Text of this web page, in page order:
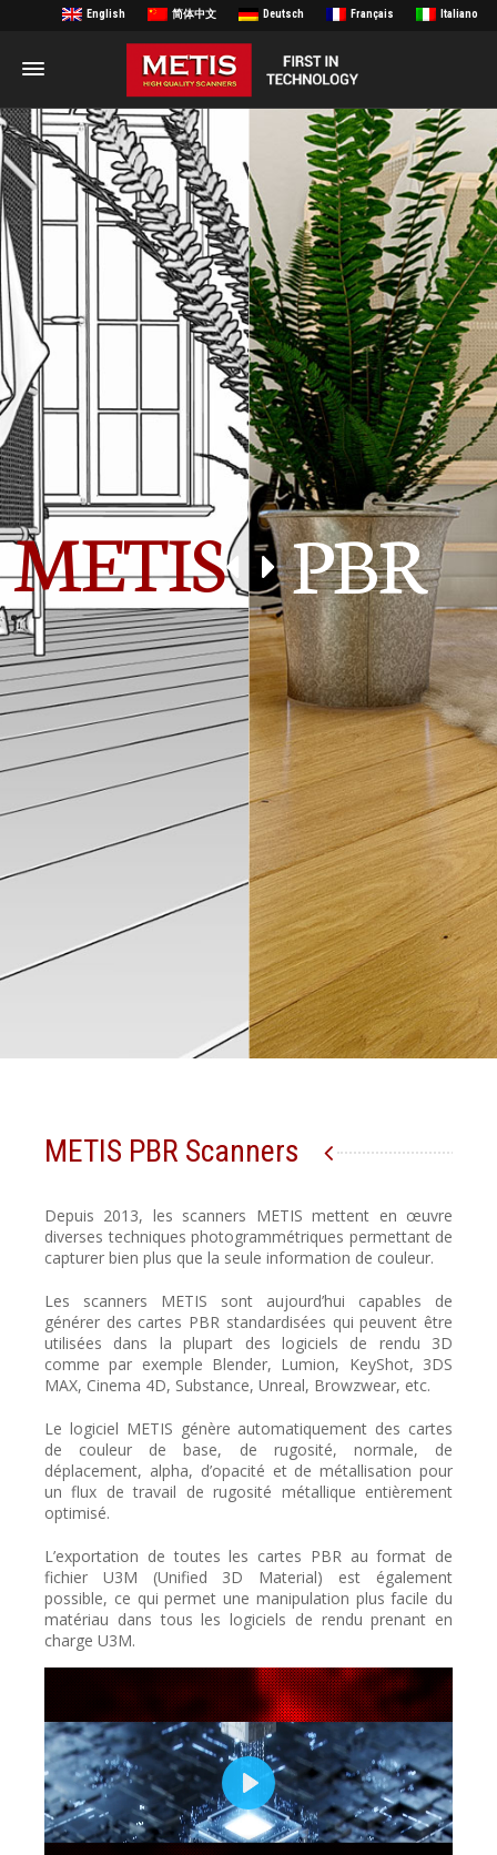
English 简体中文 Deutsch Français Italiano
PBR
METIS
METIS PBR Scanners
Depuis 2013, les scanners METIS mettent en œuvre
diverses techniques photogrammétriques permettant de
capturer bien plus que la seule information de couleur.
Les scanners METIS sont aujourd’hui capables de
générer des cartes PBR standardisées qui peuvent être
utilisées dans la plupart des logiciels de rendu 3D
comme par exemple Blender, Lumion, KeyShot, 3DS
MAX, Cinema 4D, Substance, Unreal, Browzwear, etc.
Le logiciel METIS génère automatiquement des cartes
de couleur de base, de rugosité, normale, de
déplacement, alpha, d’opacité et de métallisation pour
un flux de travail de rugosité métallique entièrement
optimisé.
L’exportation de toutes les cartes PBR au format de
fichier U3M (Unified 3D Material) est également
possible, ce qui permet une manipulation plus facile du
matériau dans tous les logiciels de rendu prenant en
charge U3M.
Play